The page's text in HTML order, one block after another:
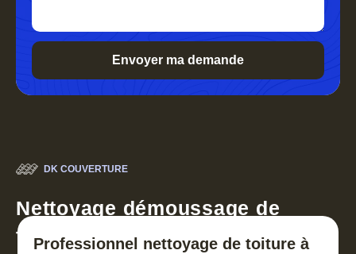
DK COUVERTURE
Nettoyage démoussage de
toiture 30
Professionnel nettoyage de toiture à